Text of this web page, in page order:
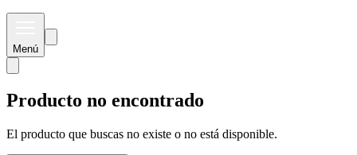
Menú
Producto no encontrado
El producto que buscas no existe o no está disponible.